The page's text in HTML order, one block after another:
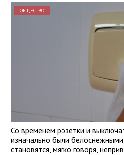
ОБЩЕСТВО
Со временем розетки и
изначально были
становятся, мягко говоря,